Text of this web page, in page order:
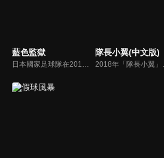
藍色監獄 隊長小翼(中文版)